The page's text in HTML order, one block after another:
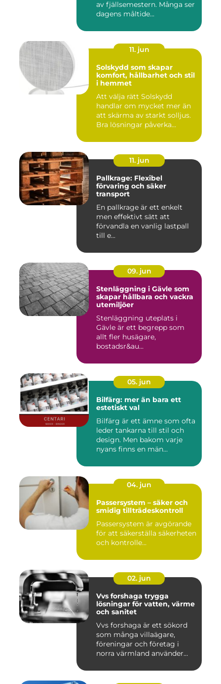
av fjällsemestern. Många ser
dagens måltide...
11. jun
Solskydd som skapar
komfort, hållbarhet och stil
i hemmet
Att välja rätt Solskydd
handlar om mycket mer än
att skärma av starkt solljus.
Bra lösningar påverka...
11. jun
Pallkrage: Flexibel
förvaring och säker
transport
En pallkrage är ett enkelt
men effektivt sätt att
förvandla en vanlig lastpall
till e...
09. jun
Stenläggning i Gävle som
skapar hållbara och vackra
utemiljöer
Stenläggning uteplats i
Gävle är ett begrepp som
allt fler husägare,
bostadsr&au...
05. jun
Bilfärg: mer än bara ett
estetiskt val
Bilfärg är ett ämne som ofta
leder tankarna till stil och
design. Men bakom varje
nyans finns en män...
04. jun
Passersystem – säker och
smidig tillträdeskontroll
Passersystem är avgörande
för att säkerställa säkerheten
och kontrolle...
02. jun
Vvs forshaga trygga
lösningar för vatten, värme
och sanitet
Vvs forshaga är ett sökord
som många villaägare,
föreningar och företag i
norra värmland använder